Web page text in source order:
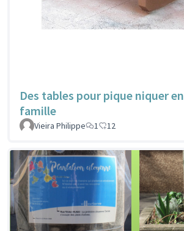
Des tables pour pique niquer en
famille
Vieira Philippe 1 12